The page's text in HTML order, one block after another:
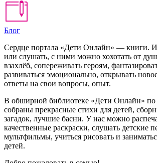
Блог
Сердце портала «Дети Онлайн» — книги.
или слушать, с ними можно хохотать от
взахлёб, сопереживать героям,
развиваться эмоционально, открывать
ответы на свои вопросы, опыт.
В обширной библиотеке «Дети Онлайн»
собраны прекрасные стихи для детей,
загадок, лучшие басни. У нас можно
качественные раскраски, слушать детские
мультфильмы, учиться рисовать и
детей.